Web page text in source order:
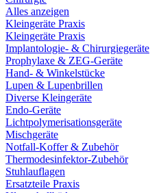
Alles anzeigen
Kleingeräte Praxis
Kleingeräte Praxis
Implantologie- & Chirurgiegeräte
Prophylaxe & ZEG-Geräte
Hand- & Winkelstücke
Lupen & Lupenbrillen
Diverse Kleingeräte
Endo-Geräte
Lichtpolymerisationsgeräte
Mischgeräte
Notfall-Koffer & Zubehör
Thermodesinfektor-Zubehör
Stuhlauflagen
Ersatzteile Praxis